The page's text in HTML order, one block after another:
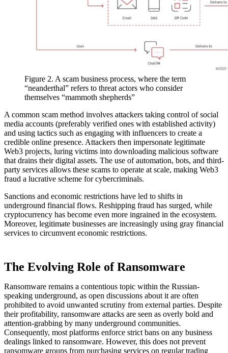
Figure 2. A scam business process, where the term
“neanderthal” refers to threat actors who consider
themselves “mammoth shepherds”
A common scam method involves attackers taking control of social
media accounts (preferably verified ones with established activity)
and using tactics such as engaging with influencers to create a
credible online presence. Attackers then impersonate legitimate
Web3 projects, luring victims into downloading malicious software
that drains their digital assets. The use of automation, bots, and third-
party services allows these scams to operate at scale, making Web3
fraud a lucrative scheme for cybercriminals.
Sanctions and economic restrictions have led to shifts in
underground financial flows. Reshipping fraud has surged, while
cryptocurrency has become even more ingrained in the ecosystem.
Moreover, legitimate businesses are increasingly using gray financial
services to circumvent economic restrictions.
The Evolving Role of Ransomware
Ransomware remains a contentious topic within the Russian-
speaking underground, as open discussions about it are often
prohibited to avoid unwanted scrutiny from external parties. Despite
their profitability, ransomware attacks are seen as overly bold and
attention-grabbing by many underground communities.
Consequently, most platforms enforce strict bans on any business
dealings linked to ransomware. However, this does not prevent
ransomware groups from purchasing services on regular trading